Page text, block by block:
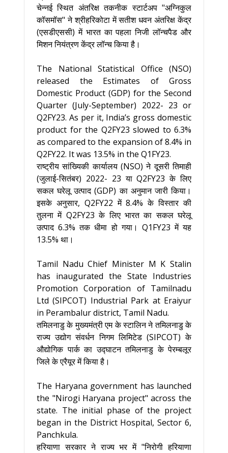
चेन्नई स्थित अंतरिक्ष तकनीक स्टार्टअप "अग्निकुल
कॉसमॉस" ने श्रीहरिकोटा में सतीश धवन अंतरिक्ष केंद्र
(एसडीएससी) में भारत का पहला निजी लॉन्चपैड और
मिशन नियंत्रण केंद्र लॉन्च किया है।
The National Statistical Office (NSO)
released the Estimates of Gross
Domestic Product (GDP) for the Second
Quarter (July-September) 2022- 23 or
Q2FY23. As per it, India’s gross domestic
product for the Q2FY23 slowed to 6.3%
as compared to the expansion of 8.4% in
Q2FY22. It was 13.5% in the Q1FY23.
राष्ट्रीय सांख्यिकी कार्यालय (NSO) ने दूसरी तिमाही
(जुलाई-सितंबर) 2022- 23 या Q2FY23 के लिए
सकल घरेलू उत्पाद (GDP) का अनुमान जारी किया।
इसके अनुसार, Q2FY22 में 8.4% के विस्तार की
तुलना में Q2FY23 के लिए भारत का सकल घरेलू
उत्पाद 6.3% तक धीमा हो गया। Q1FY23 में यह
13.5% था।
Tamil Nadu Chief Minister M K Stalin
has inaugurated the State Industries
Promotion Corporation of Tamilnadu
Ltd (SIPCOT) Industrial Park at Eraiyur
in Perambalur district, Tamil Nadu.
तमिलनाडु के मुख्यमंत्री एम के स्टालिन ने तमिलनाडु के
राज्य उद्योग संवर्धन निगम लिमिटेड (SIPCOT) के
औद्योगिक पार्क का उद्घाटन तमिलनाडु के पेरम्बलूर
जिले के एरैयूर में किया है।
The Haryana government has launched
the "Nirogi Haryana project" across the
state. The initial phase of the project
began in the District Hospital, Sector 6,
Panchkula.
हरियाणा सरकार ने राज्य भर में "निरोगी हरियाणा